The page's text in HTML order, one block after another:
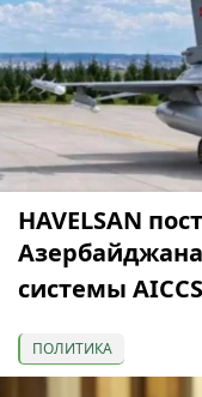
HAVELSAN
системы AICCS
ПОЛИТИКА